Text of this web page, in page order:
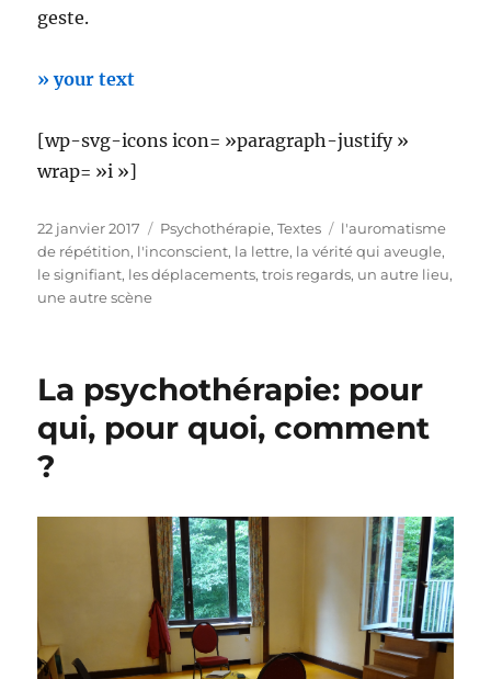
geste.
» your text
[wp-svg-icons icon= »paragraph-justify »
wrap= »i »]
Publié
le
22 janvier 2017 Catégories
Psychothérapie,Textes Étiquettes
l'auromatisme
de répétition, l'inconscient, la lettre, la vérité qui aveugle,
le signifiant, les déplacements,trois regards, un autre lieu,
une autre scène
La psychothérapie: pour
qui, pour quoi, comment
?